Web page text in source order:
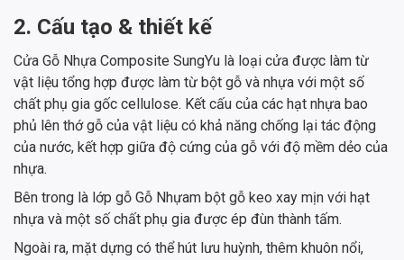
2. Cấu tạo & thiết kế
Cửa Gỗ Nhựa Composite SungYu là loại cửa được làm từ
vật liệu tổng hợp được làm từ bột gỗ và nhựa với một số
chất phụ gia gốc cellulose. Kết cấu của các hạt nhựa bao
phủ lên thớ gỗ của vật liệu có khả năng chống lại tác động
của nước, kết hợp giữa độ cứng của gỗ với độ mềm dẻo của
nhựa.
Bên trong là lớp gỗ Gỗ Nhựam bột gỗ keo xay mịn với hạt
nhựa và một số chất phụ gia được ép đùn thành tấm.
Ngoài ra, mặt dựng có thể hút lưu huỳnh, thêm khuôn nổi,